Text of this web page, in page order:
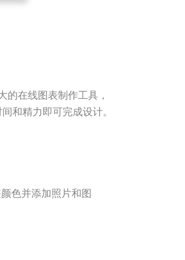
在线图表制作工具，
和精力即可完成设计。
色并添加照片和图